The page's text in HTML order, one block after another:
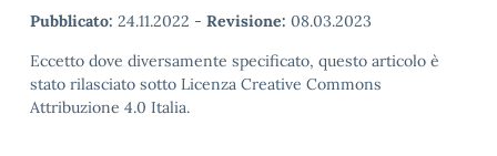
Pubblicato: 24.11.2022 - Revisione: 08.03.2023
Eccetto dove diversamente specificato, questo articolo è
stato rilasciato sotto Licenza Creative Commons
Attribuzione 4.0 Italia.